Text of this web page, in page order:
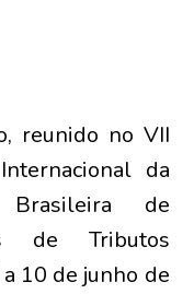
reunido no VII
da
Brasileira de
de Tributos
10 de junho de